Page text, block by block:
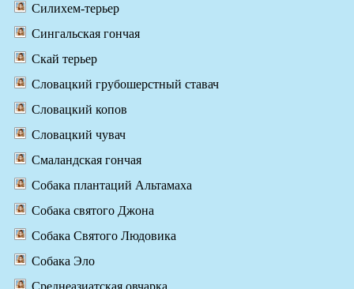
Силихем-терьер
Сингальская гончая
Скай терьер
Словацкий грубошерстный ставач
Словацкий копов
Словацкий чувач
Смаландская гончая
Собака плантаций Альтамаха
Собака святого Джона
Собака Святого Людовика
Собака Эло